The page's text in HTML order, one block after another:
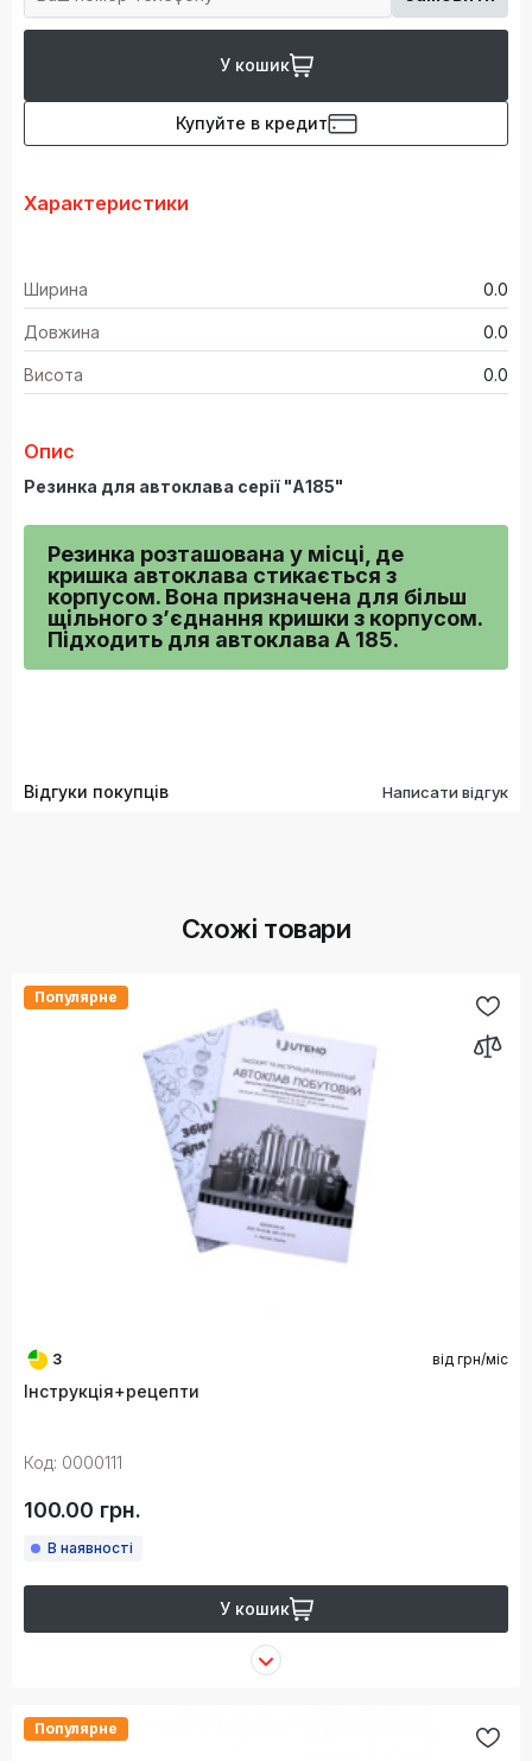
У кошик
Купуйте в кредит
Характеристики
Ширина 0.0
Довжина 0.0
Висота 0.0
Опис
Резинка для автоклава серії "А185"
Резинка розташована у місці, де
кришка автоклава стикається з
корпусом. Вона призначена для більш
щільного з’єднання кришки з корпусом.
Підходить для автоклава А 185.
Відгуки покупців Написати відгук
Схожі товари
Популярне
3 від грн/міс
Інструкція+рецепти
Код: 0000111
100.00 грн.
В наявності
У кошик
Популярне